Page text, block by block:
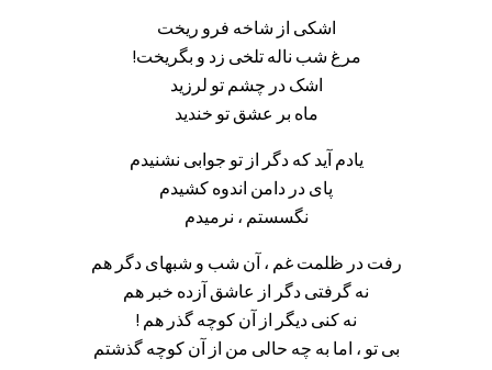
اشکی از شاخه فرو ریخت
مرغ شب ناله تلخی زد و بگریخت!
اشک در چشم تو لرزید
ماه بر عشق تو خندید
یادم آید که دگر از تو جوابی نشنیدم
پای در دامن اندوه کشیدم
نگسستم ، نرمیدم
رفت در ظلمت غم ، آن شب و شبهای دگر هم
نه گرفتی دگر از عاشق آزده خبر هم
نه کنی دیگر از آن کوچه گذر هم !
بی تو ، اما به چه حالی من از آن کوچه گذشتم